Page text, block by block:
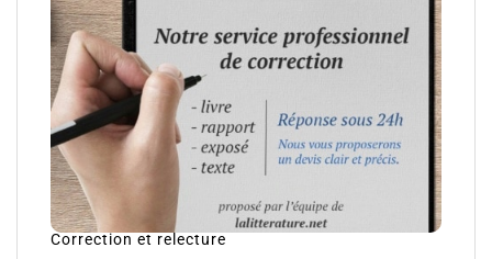
Correction et relecture